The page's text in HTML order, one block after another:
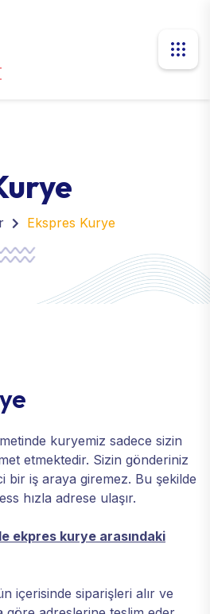
Ekspres Kurye
kuryemiz sadece sizin
etmektedir. Sizin gönderiniz
bir iş araya giremez. Bu şekilde
hızla adrese ulaşır.
ekpres kurye arasındaki
içerisinde siparişleri alır ve